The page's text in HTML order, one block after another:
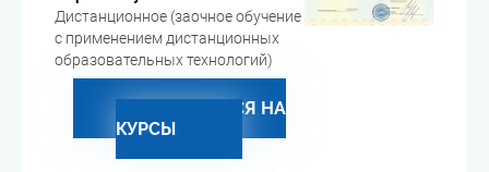
Дистанционное (заочное обучение
с применением дистанционных
образовательных технологий)
ЗАПИСАТЬСЯ НА
КУРСЫ